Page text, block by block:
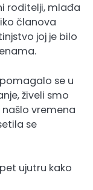
roditelji, mlađa
članova
joj je bilo
se u
živeli smo
našlo vremena
se
ujutru kako